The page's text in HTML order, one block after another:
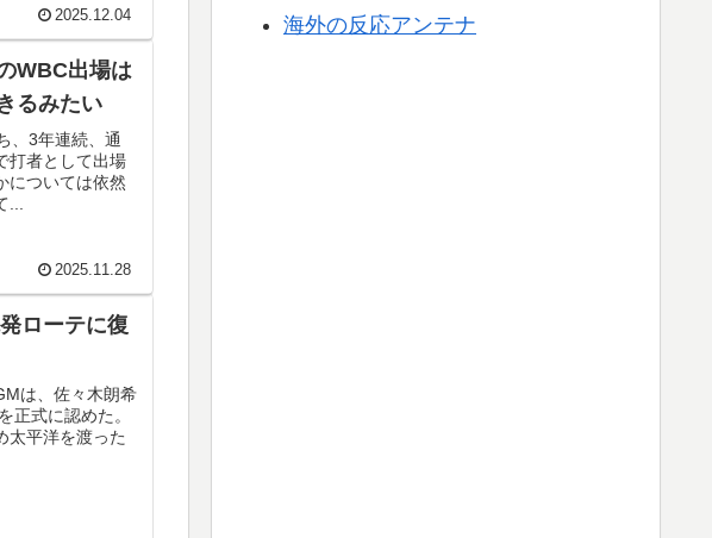
「」
的スキャン
っていたと話
予想外の進
壁に..現地
2025.12.04
WBC出場は
るみたい
、3年連続、通
打者として出場
については依然
2025.11.28
ローテに復
は、佐々木朗希
正式に認めた。
太平洋を渡った
海外の反応アンテナ